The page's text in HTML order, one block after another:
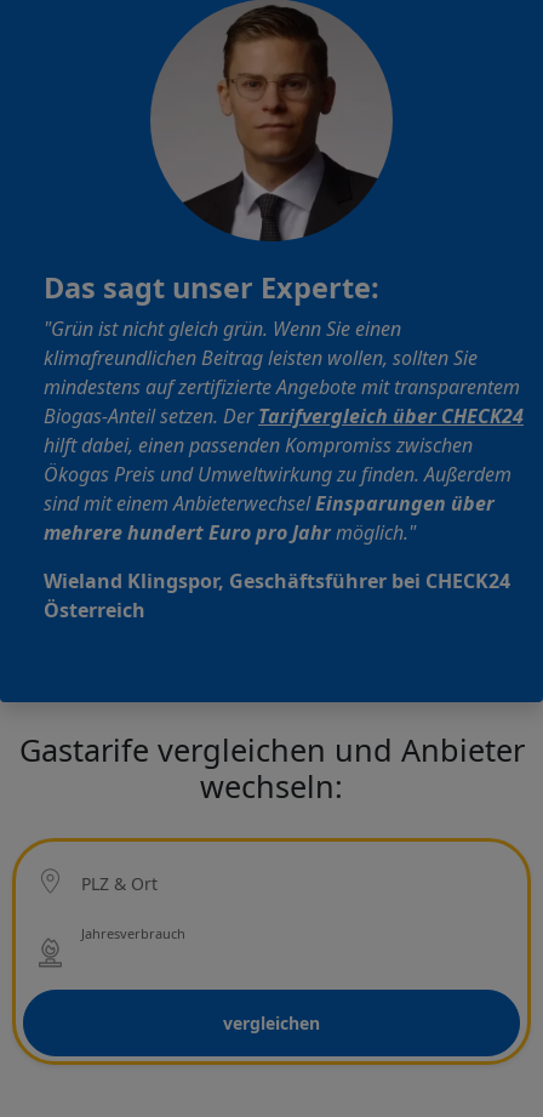
Das sagt unser Experte:
"Grün ist nicht gleich grün. Wenn Sie einen
klimafreundlichen Beitrag leisten wollen, sollten Sie
mindestens auf zertifizierte Angebote mit transparentem
Biogas-Anteil setzen. DerTarifvergleich über CHECK24
hilft dabei, einen passenden Kompromiss zwischen
Ökogas Preis und Umweltwirkung zu finden. Außerdem
sind mit einem AnbieterwechselEinsparungen über
mehrere hundert Euro pro Jahrmöglich."
Wieland Klingspor, Geschäftsführer bei CHECK24
Österreich
Gastarife vergleichen und Anbieter
wechseln:
PLZ & Ort
Ort
Netzbetreiber
Jahresverbrauch
vergleichen